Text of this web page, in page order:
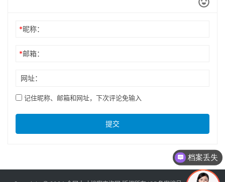
*昵称：
*邮箱：
网址：
记住昵称、邮箱和网址，下次评论免输入
提交
档案丢失